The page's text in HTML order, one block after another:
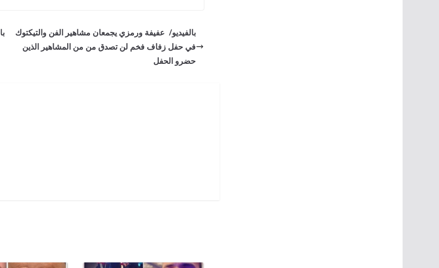
بالفيديو/ عفيفة ورمزي يجمعان مشاهير الفن والتيكتوك
في حفل زفاف فخم لن تصدق من من المشاهير الذين
حضرو الحفل